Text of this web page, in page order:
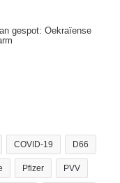
gespot: Oekraïense
COVID-19 D66
Pfizer PVV